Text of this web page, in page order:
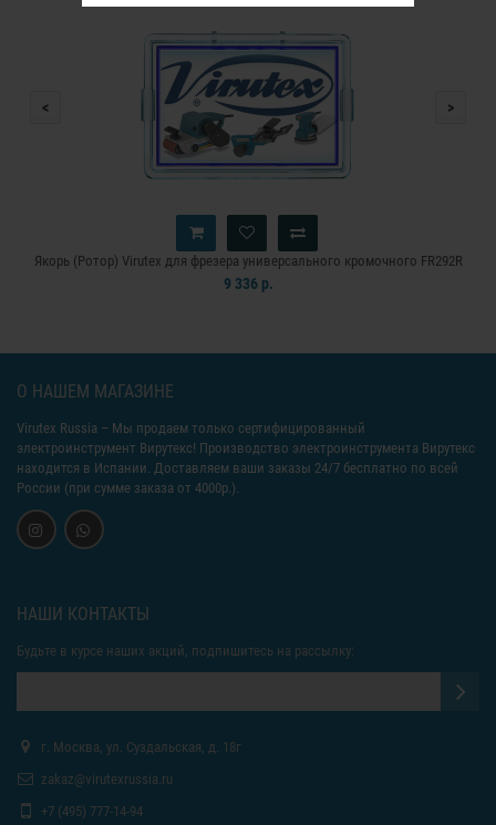
Якорь (Ротор) Virutex для фрезера универсального кромочного FR292R
9 336 р.
< >
О НАШЕМ МАГАЗИНЕ
Virutex Russia – Мы продаем только сертифицированный
электроинструмент Вирутекс! Производство электроинструмента Вирутекс
находится в Испании. Доставляем ваши заказы 24/7 бесплатно по всей
России (при сумме заказа от 4000р.).
НАШИ КОНТАКТЫ
Будьте в курсе наших акций, подпишитесь на рассылку:
г. Москва, ул. Суздальская, д. 18г
zakaz@virutexrussia.ru
+7 (495) 777-14-94